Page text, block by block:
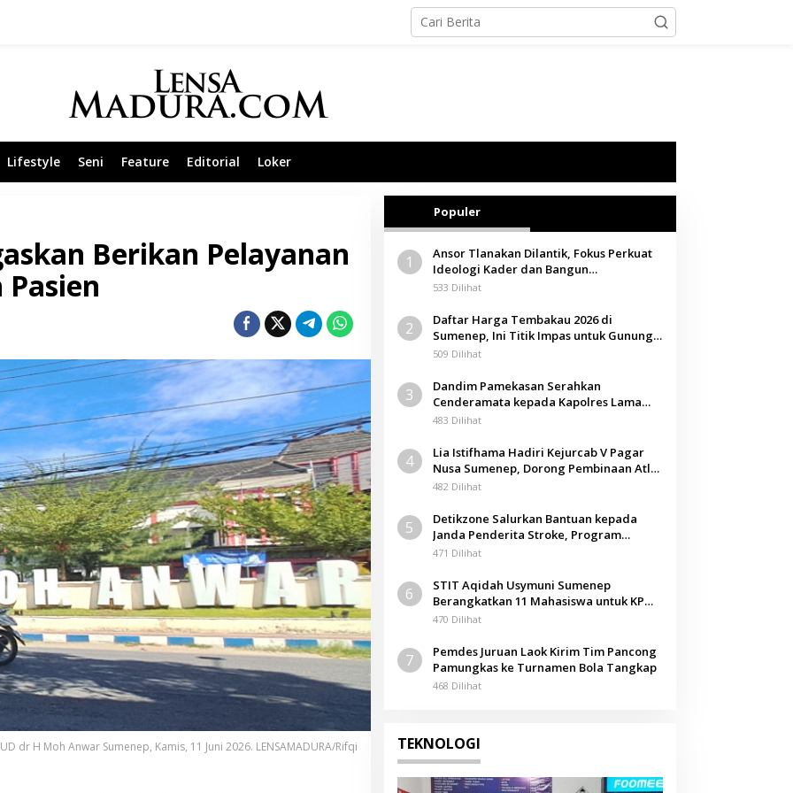
Lifestyle Seni Feature Editorial Loker
Berikan Pelayanan
dr H Moh Anwar Sumenep, Kamis, 11 Juni 2026. LENSAMADURA/Rifqi
Populer
1
Ansor Tlanakan Dilantik, Fokus Perkuat
Ideologi Kader dan Bangun
Kemandirian Ekonomi
533 Dilihat
2
Daftar Harga Tembakau 2026 di
Sumenep, Ini Titik Impas untuk Gunung,
Tegal, dan Sawah
509 Dilihat
3
Dandim Pamekasan Serahkan
Cenderamata kepada Kapolres Lama
pada Acara Kenal Pamit
483 Dilihat
4
Lia Istifhama Hadiri Kejurcab V Pagar
Nusa Sumenep, Dorong Pembinaan Atlet
Berkarakter
482 Dilihat
5
Detikzone Salurkan Bantuan kepada
Janda Penderita Stroke, Program
Berbagi Masuki Hari ke-61
471 Dilihat
6
STIT Aqidah Usymuni Sumenep
Berangkatkan 11 Mahasiswa untuk KPM
Internasional di Malaysia
470 Dilihat
7
Pemdes Juruan Laok Kirim Tim Pancong
Pamungkas ke Turnamen Bola Tangkap
468 Dilihat
TEKNOLOGI